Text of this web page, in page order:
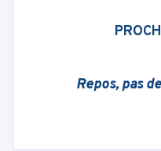
Repos, pas